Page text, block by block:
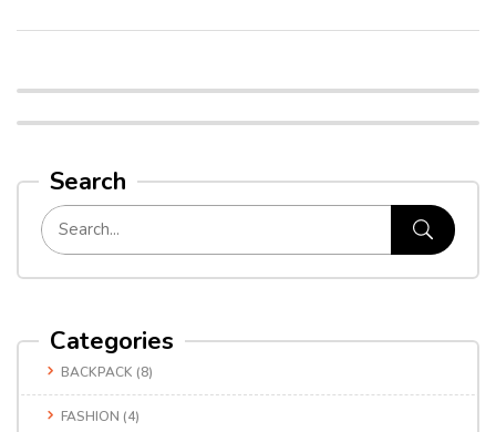
Search
Categories
BACKPACK (8)
FASHION (4)